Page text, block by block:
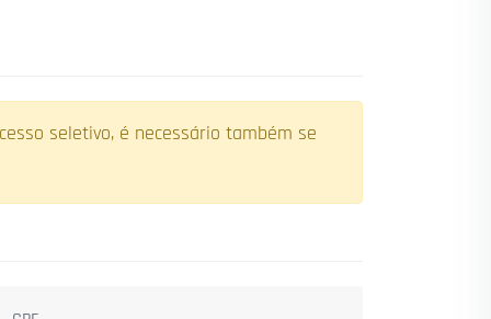
seletivo, é necessário também se